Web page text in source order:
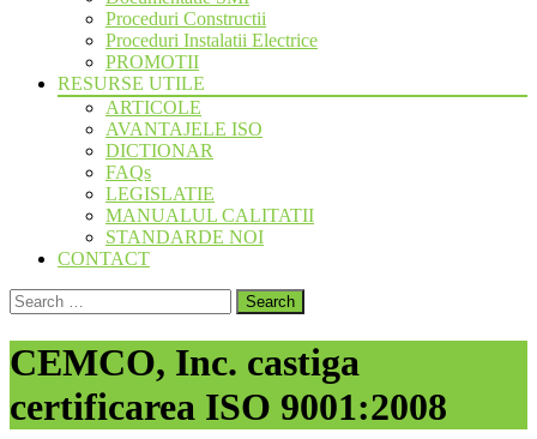
Proceduri Constructii
Proceduri Instalatii Electrice
PROMOTII
RESURSE UTILE
ARTICOLE
AVANTAJELE ISO
DICTIONAR
FAQs
LEGISLATIE
MANUALUL CALITATII
STANDARDE NOI
CONTACT
Search
for:
CEMCO, Inc. castiga
certificarea ISO 9001:2008